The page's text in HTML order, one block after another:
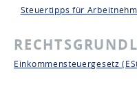
Steuertipps für
Einkommensteuergesetz